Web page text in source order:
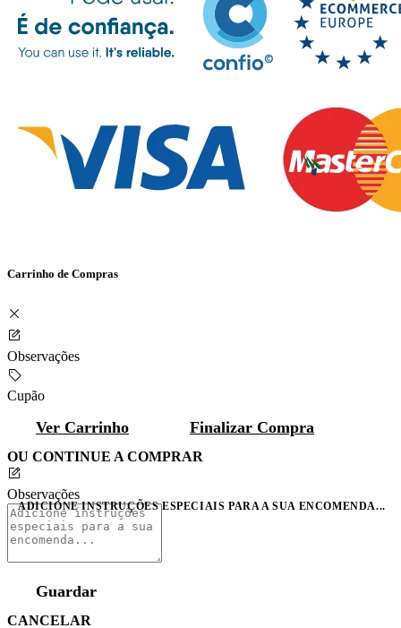
Carrinho de Compras
Observações
Cupão
Ver Carrinho Finalizar Compra
OU CONTINUE A COMPRAR
Observações
ADICIONE INSTRUÇÕES ESPECIAIS PARA A SUA ENCOMENDA...
Guardar
CANCELAR